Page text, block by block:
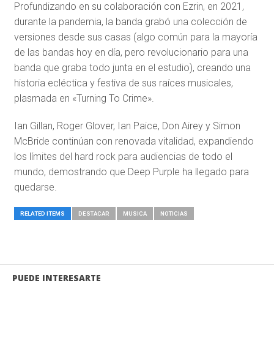
Profundizando en su colaboración con Ezrin, en 2021,
durante la pandemia, la banda grabó una colección de
versiones desde sus casas (algo común para la mayoría
de las bandas hoy en día, pero revolucionario para una
banda que graba todo junta en el estudio), creando una
historia ecléctica y festiva de sus raíces musicales,
plasmada en «Turning To Crime».
Ian Gillan, Roger Glover, Ian Paice, Don Airey y Simon
McBride continúan con renovada vitalidad, expandiendo
los límites del hard rock para audiencias de todo el
mundo, demostrando que Deep Purple ha llegado para
quedarse.
RELATED ITEMS DESTACAR MUSICA NOTICIAS
PUEDE INTERESARTE